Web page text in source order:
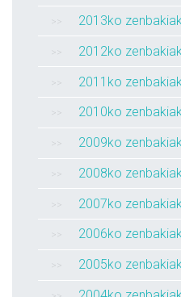
2013ko
2012ko zenbakiak
2011ko zenbakiak
2010ko
2009ko
2008ko
2007ko zenbakiak
2006ko
2005ko